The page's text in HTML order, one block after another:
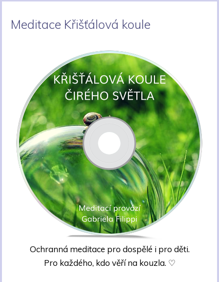
Meditace Křišťálová koule
Ochranná meditace pro dospělé i pro děti.
Pro každého, kdo věří na kouzla. ♡